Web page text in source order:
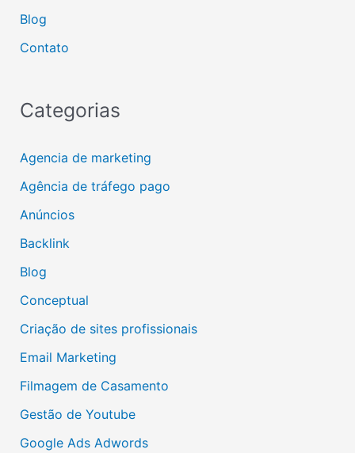
Blog
Contato
Categorias
Agencia de marketing
Agência de tráfego pago
Anúncios
Backlink
Blog
Conceptual
Criação de sites profissionais
Email Marketing
Filmagem de Casamento
Gestão de Youtube
Google Ads Adwords